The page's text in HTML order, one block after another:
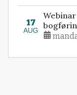
17
AUG